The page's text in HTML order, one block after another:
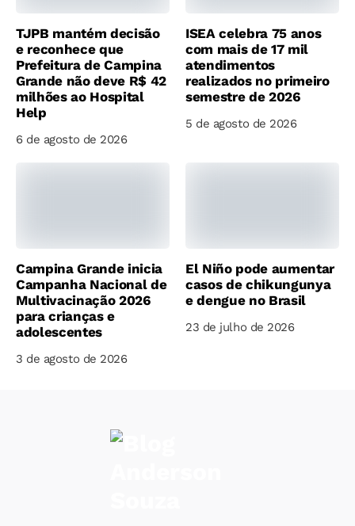
TJPB mantém decisão
e reconhece que
Prefeitura de Campina
Grande não deve R$ 42
milhões ao Hospital
Help
6 de agosto de 2026
ISEA celebra 75 anos
com mais de 17 mil
atendimentos
realizados no primeiro
semestre de 2026
5 de agosto de 2026
Campina Grande inicia
Campanha Nacional de
Multivacinação 2026
para crianças e
adolescentes
3 de agosto de 2026
El Niño pode aumentar
casos de chikungunya
e dengue no Brasil
23 de julho de 2026